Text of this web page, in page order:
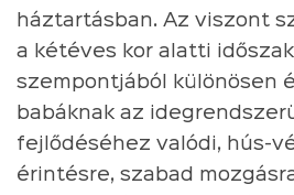
háztartásban. Az viszont
a kétéves kor alatti
szempontjából különösen
babáknak az
fejlődéséhez valódi, hús-
érintésre, szabad